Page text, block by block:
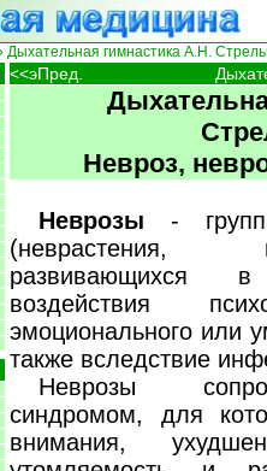
Дыхательная гимнастика А.Н.
<<эПред.
Невроз,
Неврозы -
(неврастения,
развивающихся в
воздействия
эмоционального или
также вследствие
Неврозы
синдромом, для
внимания,